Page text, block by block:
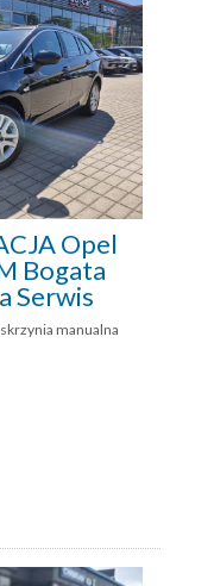
Opel
Bogata
Serwis
manualna